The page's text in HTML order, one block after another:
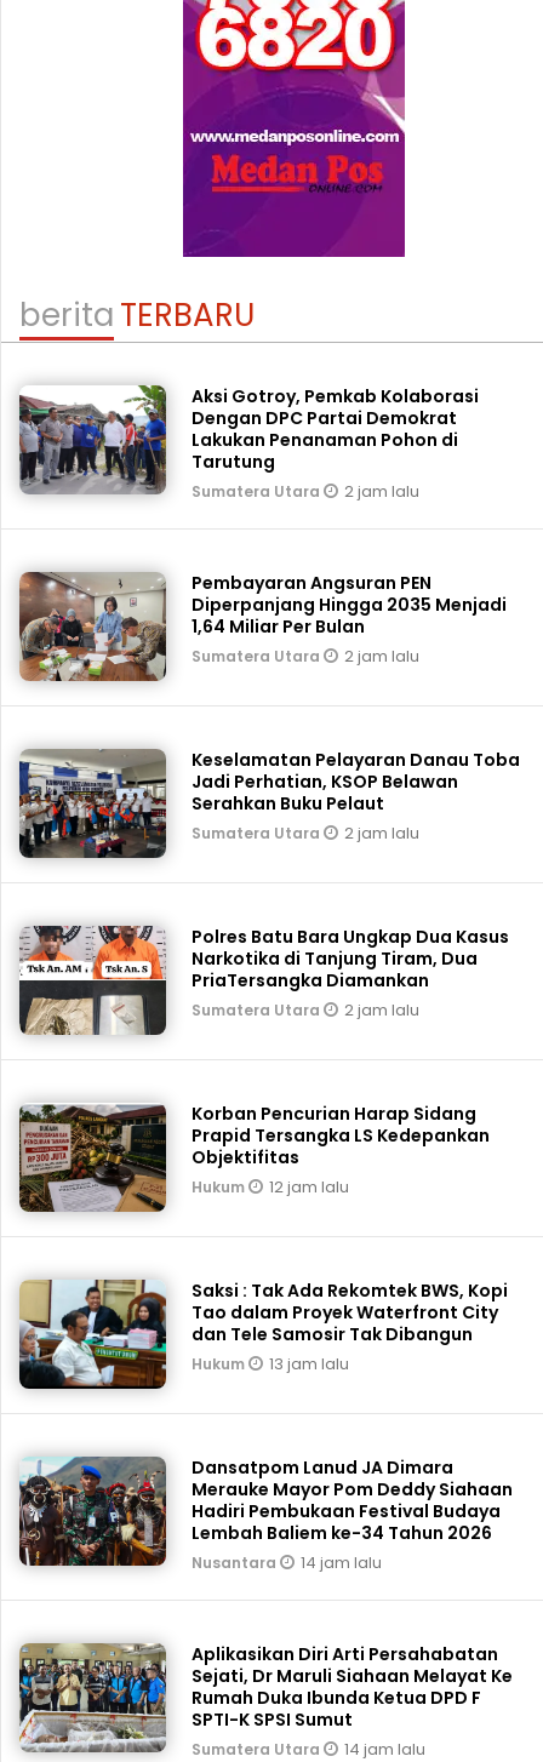
beritaTERBARU
Aksi Gotroy, Pemkab ‎Kolaborasi
Dengan DPC Partai Demokrat
Lakukan Penanaman Pohon di
Tarutung
Sumatera Utara 2 jam lalu
Pembayaran Angsuran PEN
Diperpanjang Hingga 2035 Menjadi
1,64 Miliar Per Bulan
Sumatera Utara 2 jam lalu
Keselamatan Pelayaran Danau Toba
Jadi Perhatian, KSOP Belawan
Serahkan Buku Pelaut
Sumatera Utara 2 jam lalu
Polres Batu Bara Ungkap Dua Kasus
Narkotika di Tanjung Tiram, Dua
PriaTersangka Diamankan
Sumatera Utara 2 jam lalu
Korban Pencurian Harap Sidang
Prapid Tersangka LS Kedepankan
Objektifitas
Hukum 12 jam lalu
Saksi : Tak Ada Rekomtek BWS, Kopi
Tao dalam Proyek Waterfront City
dan Tele Samosir Tak Dibangun
Hukum 13 jam lalu
Dansatpom Lanud JA Dimara
Merauke Mayor Pom Deddy Siahaan
Hadiri Pembukaan Festival Budaya
Lembah Baliem ke-34 Tahun 2026
Nusantara 14 jam lalu
Aplikasikan Diri Arti Persahabatan
Sejati, Dr Maruli Siahaan Melayat Ke
Rumah Duka Ibunda Ketua DPD F
SPTI-K SPSI Sumut
Sumatera Utara 14 jam lalu